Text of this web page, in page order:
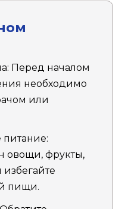
Перед началом
необходимо
или
питание:
овощи, фрукты,
пищи.